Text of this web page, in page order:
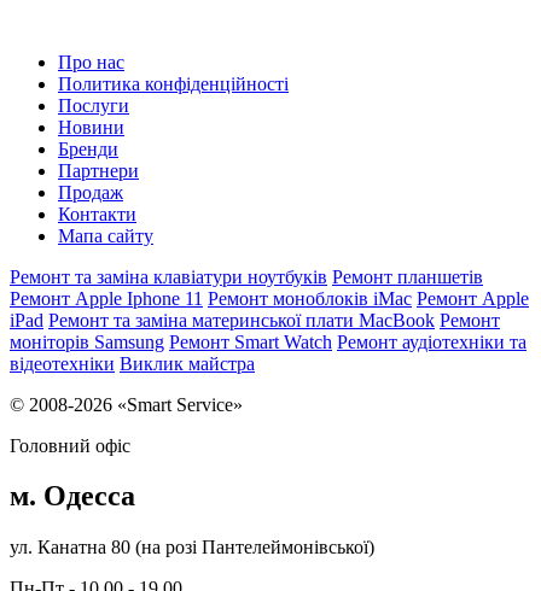
Про нас
Политика конфіденційності
Послуги
Новини
Бренди
Партнери
Продаж
Контакти
Мапа сайту
Ремонт та заміна клавіатури ноутбуків Ремонт планшетів
Ремонт Apple Iphone 11 Ремонт моноблоків iMac Ремонт Apple
iPad Ремонт та заміна материнської плати MacBook Ремонт
моніторів Samsung Ремонт Smart Watch Ремонт аудіотехніки та
відеотехніки Виклик майстра
© 2008-2026 «Smart Service»
Головний офіс
м. Одесса
ул. Канатна 80 (на розі Пантелеймонівської)